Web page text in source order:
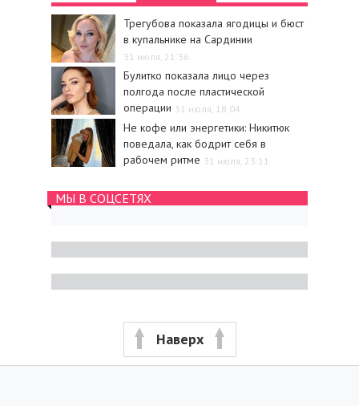
Трегубова показала ягодицы и бюст
в купальнике на Сардинии
31 июля, 21:36
Булитко показала лицо через
полгода после пластической
операции 31 июля, 18:04
Не кофе или энергетики: Никитюк
поведала, как бодрит себя в
рабочем ритме 31 июля, 23:11
МЫ В СОЦСЕТЯХ
Наверх